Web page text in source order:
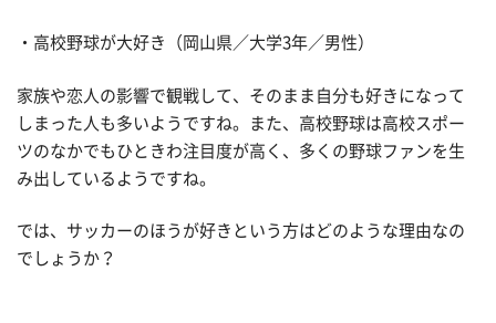
・高校野球が大好き（岡山県／大学3年／男性）
家族や恋人の影響で観戦して、そのまま自分も好きになって
しまった人も多いようですね。また、高校野球は高校スポー
ツのなかでもひときわ注目度が高く、多くの野球ファンを生
み出しているようですね。
では、サッカーのほうが好きという方はどのような理由なの
でしょうか？